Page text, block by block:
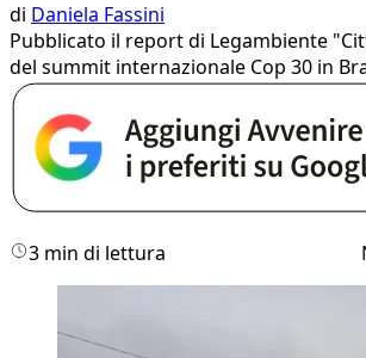
di Daniela Fassini
Pubblicato il report di Legambiente
del summit internazionale Cop 30 in
3 min di lettura